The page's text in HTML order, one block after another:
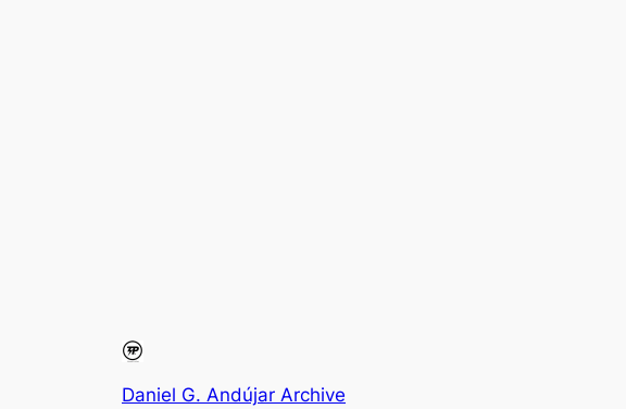
Daniel G. Andújar Archive